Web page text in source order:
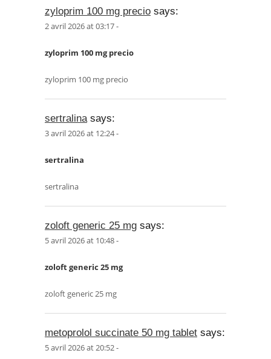
zyloprim 100 mg precio says:
2 avril 2026 at 03:17 -
zyloprim 100 mg precio
zyloprim 100 mg precio
sertralinasays:
3 avril 2026 at 12:24 -
sertralina
sertralina
zoloft generic 25 mg says:
5 avril 2026 at 10:48 -
zoloft generic 25 mg
zoloft generic 25 mg
metoprolol succinate 50 mg tablet says:
5 avril 2026 at 20:52 -